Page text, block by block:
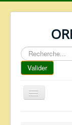
Rechercher
Valider
Basculer
la